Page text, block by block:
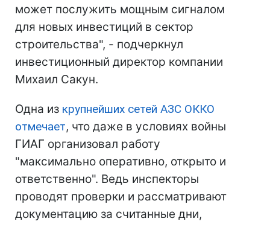
может послужить мощным сигналом
для новых инвестиций в сектор
строительства", - подчеркнул
инвестиционный директор компании
Михаил Сакун.
Одна из крупнейших сетей АЗС ОККО
отмечает, что даже в условиях войны
ГИАГ организовал работу
"максимально оперативно, открыто и
ответственно". Ведь инспекторы
проводят проверки и рассматривают
документацию за считанные дни,